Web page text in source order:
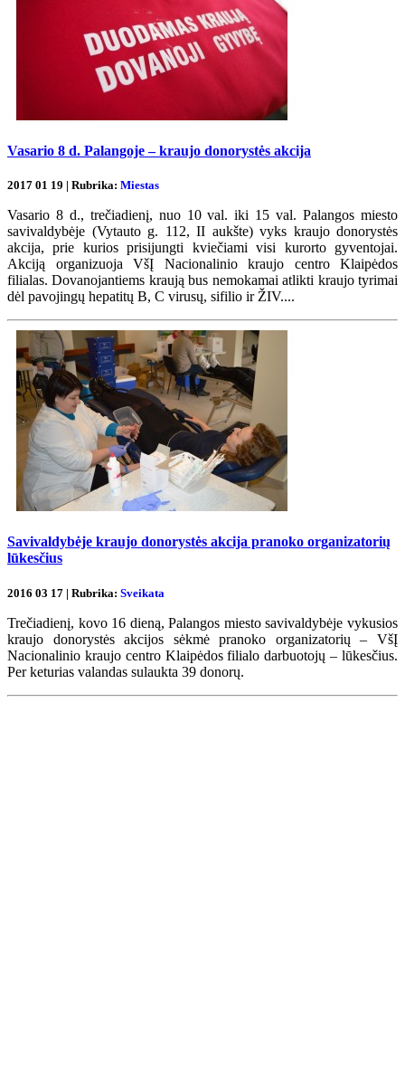
Vasario 8 d. Palangoje – kraujo donorystės akcija
2017 01 19 | Rubrika: Miestas
Vasario 8 d., trečiadienį, nuo 10 val. iki 15 val. Palangos miesto
savivaldybėje (Vytauto g. 112, II aukšte) vyks kraujo donorystės
akcija, prie kurios prisijungti kviečiami visi kurorto gyventojai.
Akciją organizuoja VšĮ Nacionalinio kraujo centro Klaipėdos
filialas. Dovanojantiems kraują bus nemokamai atlikti kraujo tyrimai
dėl pavojingų hepatitų B, C virusų, sifilio ir ŽIV....
Savivaldybėje kraujo donorystės akcija pranoko organizatorių
lūkesčius
2016 03 17 | Rubrika: Sveikata
Trečiadienį, kovo 16 dieną, Palangos miesto savivaldybėje vykusios
kraujo donorystės akcijos sėkmė pranoko organizatorių – VšĮ
Nacionalinio kraujo centro Klaipėdos filialo darbuotojų – lūkesčius.
Per keturias valandas sulaukta 39 donorų.